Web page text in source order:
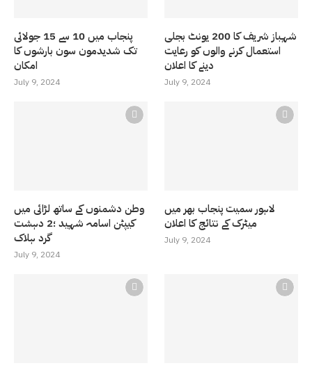
پنجاب میں 10 سے 15 جولائی
تک شدیدمون سون بارشوں کا
امکان
July 9, 2024
شہباز شریف کا 200 یونٹ بجلی
استعمال کرنے والوں کو رعایت
دینے کا اعلان
July 9, 2024
وطن دشمنوں کے ساتھ لڑائی میں
کیپٹن اسامہ شہید ؛2 دہشت
گرد ہلاک
July 9, 2024
لاہور سمیت پنجاب بھر میں
میٹرک کے نتائج کا اعلان
July 9, 2024